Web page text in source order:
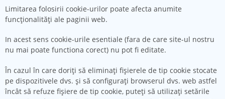
Limitarea folosirii cookie-urilor poate afecta anumite
funcţionalităţi ale paginii web.
In acest sens cookie-urile esentiale (fara de care site-ul nostru
nu mai poate functiona corect) nu pot fi editate.
În cazul în care doriți să eliminați fișierele de tip cookie stocate
pe dispozitivele dvs. și să configurați browserul dvs. web astfel
încât să refuze fișiere de tip cookie, puteți să utilizați setările